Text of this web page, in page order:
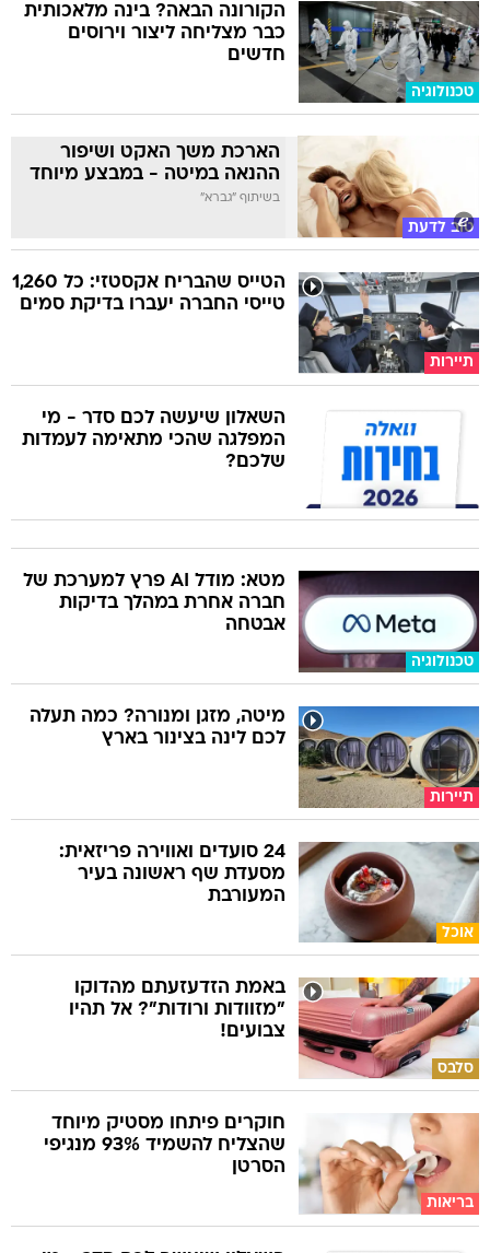
טכנולוגיה
הקורונה הבאה? בינה מלאכותית
כבר מצליחה ליצור וירוסים
חדשים
טוב לדעת
הארכת משך האקט ושיפור
ההנאה במיטה - במבצע מיוחד
בשיתוף "גברא"
תיירות
הטייס שהבריח אקסטזי: כל 1,260
טייסי החברה יעברו בדיקת סמים
השאלון שיעשה לכם סדר - מי
המפלגה שהכי מתאימה לעמדות
שלכם?
טכנולוגיה
מטא: מודל AI פרץ למערכת של
חברה אחרת במהלך בדיקות
אבטחה
תיירות
מיטה, מזגן ומנורה? כמה תעלה
לכם לינה בצינור בארץ
אוכל
24 סועדים ואווירה פריזאית:
מסעדת שף ראשונה בעיר
המעורבת
סלבס
באמת הזדעזעתם מהדוקו
"מזוודות ורודות"? אל תהיו
צבועים!
בריאות
חוקרים פיתחו מסטיק מיוחד
שהצליח להשמיד 93% מנגיפי
הסרטן